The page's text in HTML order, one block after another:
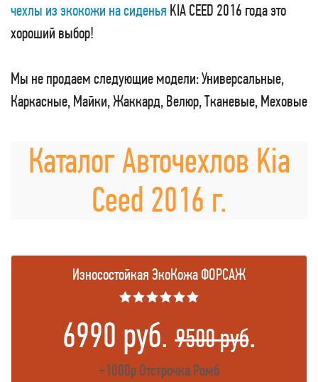
чехлы из экокожи на сиденья KIA CEED 2016 года это
хороший выбор!
Мы не продаем следующие модели: Универсальные,
Каркасные, Майки, Жаккард, Велюр, Тканевые, Меховые
Каталог Авточехлов Kia
Ceed 2016 г.
Износостойкая ЭкоКожа ФОРСАЖ
★★★★★★
6990 руб.9500 руб.
+1000р Отстрочка Ромб